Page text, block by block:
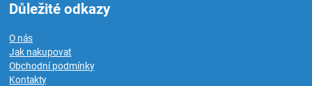
Důležité odkazy
O nás
Jak nakupovat
Obchodní podmínky
Kontakty